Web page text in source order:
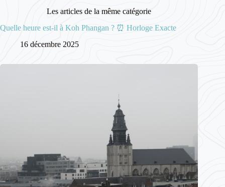
Les articles de la même catégorie
Quelle heure est-il à Koh Phangan ? ⏰ Horloge Exacte
16 décembre 2025